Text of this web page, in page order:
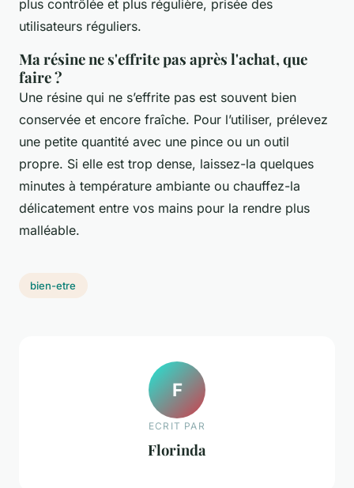
plus contrôlée et plus régulière, prisée des
utilisateurs réguliers.
Ma résine ne s'effrite pas après l'achat, que
faire ?
Une résine qui ne s’effrite pas est souvent bien
conservée et encore fraîche. Pour l’utiliser, prélevez
une petite quantité avec une pince ou un outil
propre. Si elle est trop dense, laissez-la quelques
minutes à température ambiante ou chauffez-la
délicatement entre vos mains pour la rendre plus
malléable.
bien-etre
F
ECRIT PAR
Florinda